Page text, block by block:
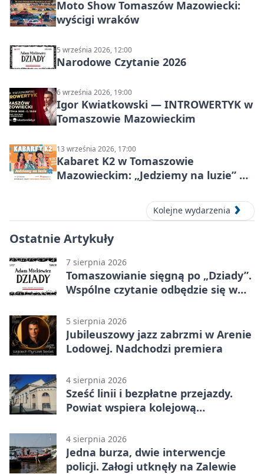
Moto Show Tomaszów Mazowiecki:
wyścigi wraków
5 września 2026, 12:00
Narodowe Czytanie 2026
6 września 2026, 19:00
Igor Kwiatkowski — INTROWERTYK w
Tomaszowie Mazowieckim
13 września 2026, 17:00
Kabaret K2 w Tomaszowie
Mazowieckim: „Jedziemy na luzie” w
Kolejne wydarzenia
Ostatnie Artykuły
7 sierpnia 2026
Tomaszowianie sięgną po „Dziady”.
Wspólne czytanie odbędzie się w
5 sierpnia 2026
Jubileuszowy jazz zabrzmi w Arenie
Lodowej. Nadchodzi premiera
4 sierpnia 2026
Sześć linii i bezpłatne przejazdy.
Powiat wspiera kolejową
4 sierpnia 2026
Jedna burza, dwie interwencje
policji. Załogi utknęły na Zalewie